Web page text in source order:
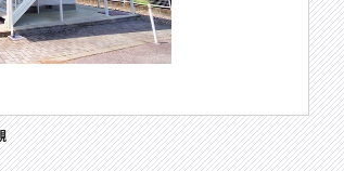
ムセンター
ックストア
ンビニ
ーパー
郵便局
役所